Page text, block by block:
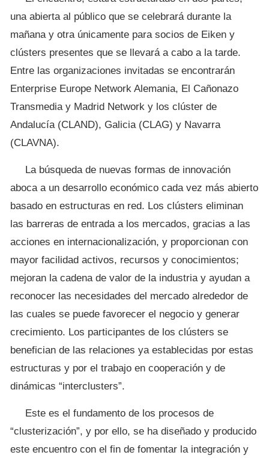
una abierta al público que se celebrará durante la
mañana y otra únicamente para socios de Eiken y
clústers presentes que se llevará a cabo a la tarde.
Entre las organizaciones invitadas se encontrarán
Enterprise Europe Network Alemania, El Cañonazo
Transmedia y Madrid Network y los clúster de
Andalucía (CLAND), Galicia (CLAG) y Navarra
(CLAVNA).
La búsqueda de nuevas formas de innovación
aboca a un desarrollo económico cada vez más abierto
basado en estructuras en red. Los clústers eliminan
las barreras de entrada a los mercados, gracias a las
acciones en internacionalización, y proporcionan con
mayor facilidad activos, recursos y conocimientos;
mejoran la cadena de valor de la industria y ayudan a
reconocer las necesidades del mercado alrededor de
las cuales se puede favorecer el negocio y generar
crecimiento. Los participantes de los clústers se
benefician de las relaciones ya establecidas por estas
estructuras y por el trabajo en cooperación y de
dinámicas “interclusters”.
Este es el fundamento de los procesos de
“clusterización”, y por ello, se ha diseñado y producido
este encuentro con el fin de fomentar la integración y